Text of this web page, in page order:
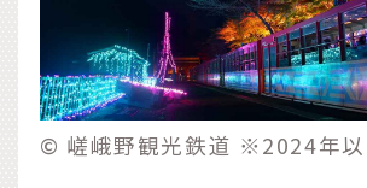
© 嵯峨野観光鉄道 ※2024年以